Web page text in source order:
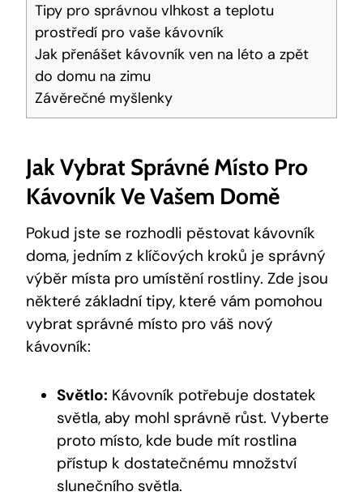
Tipy pro správnou vlhkost a teplotu
prostředí pro vaše kávovník
Jak přenášet kávovník ven na léto a zpět
do domu na zimu
Závěrečné myšlenky
Jak Vybrat Správné Místo Pro
Kávovník Ve Vašem Domě
Pokud jste se rozhodli pěstovat kávovník
doma, jedním z klíčových kroků je správný
výběr místa pro umístění rostliny. Zde jsou
některé základní tipy, které vám pomohou
vybrat správné místo pro váš nový
kávovník:
Světlo: Kávovník potřebuje dostatek
světla, aby mohl správně růst. Vyberte
proto místo, kde bude mít rostlina
přístup k dostatečnému množství
slunečního světla.